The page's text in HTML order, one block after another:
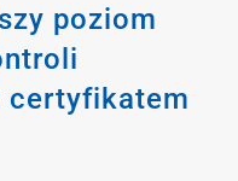
poziom
certyfikatem